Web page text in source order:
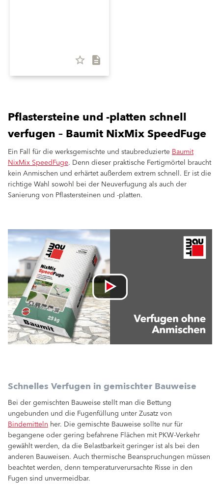
star_border description
Pflastersteine und -platten schnell
verfugen – Baumit NixMix SpeedFuge
Ein Fall für die werksgemischte und staubreduzierteBaumit
NixMix SpeedFuge. Denn dieser praktische Fertigmörtel braucht
kein Anmischen und erhärtet außerdem extrem schnell. Er ist die
richtige Wahl sowohl bei der Neuverfugung als auch der
Sanierung von Pflastersteinen und -platten.
Schnelles Verfugen in gemischter Bauweise
Bei der gemischten Bauweise stellt man die Bettung
ungebunden und die Fugenfüllung unter Zusatz von
Bindemitteln her. Die gemischte Bauweise sollte nur für
begangene oder gering befahrene Flächen mit PKW-Verkehr
gewählt werden, da die Belastbarkeit geringer ist als bei den
anderen Bauweisen. Auch thermische Beanspruchungen müssen
beachtet werden, denn temperaturverursachte Risse in den
Fugen sind unvermeidbar.